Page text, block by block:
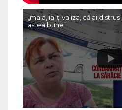
„maia, ia-ți valiza, că ai
astea bune”